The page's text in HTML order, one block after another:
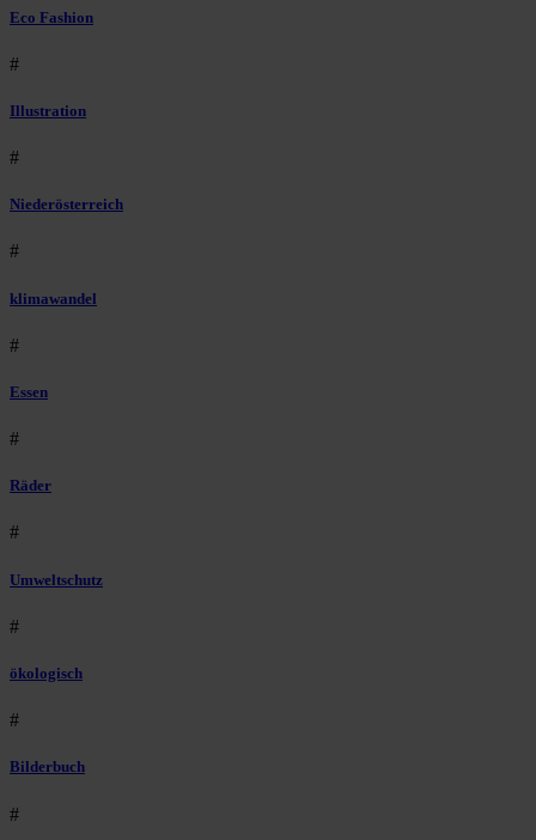
Eco Fashion
#
Illustration
#
Niederösterreich
#
klimawandel
#
Essen
#
Räder
#
Umweltschutz
#
ökologisch
#
Bilderbuch
#